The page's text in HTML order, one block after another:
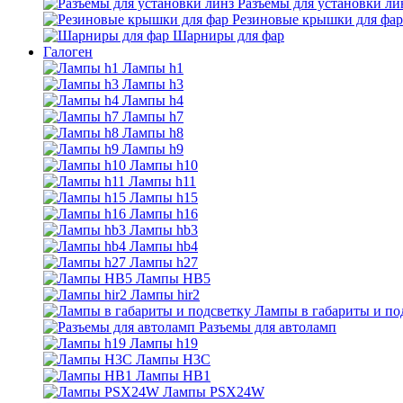
Разъемы для установки
Резиновые крышки для фар
Шарниры для фар
Галоген
Лампы h1
Лампы h3
Лампы h4
Лампы h7
Лампы h8
Лампы h9
Лампы h10
Лампы h11
Лампы h15
Лампы h16
Лампы hb3
Лампы hb4
Лампы h27
Лампы HB5
Лампы hir2
Лампы в габариты и
Разъемы для автоламп
Лампы h19
Лампы H3C
Лампы HB1
Лампы PSX24W